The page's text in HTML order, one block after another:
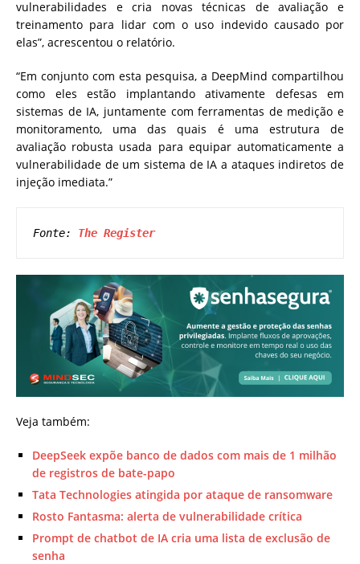
vulnerabilidades e cria novas técnicas de avaliação e
treinamento para lidar com o uso indevido causado por
elas”, acrescentou o relatório.
“Em conjunto com esta pesquisa, a DeepMind compartilhou
como eles estão implantando ativamente defesas em
sistemas de IA, juntamente com ferramentas de medição e
monitoramento, uma das quais é uma estrutura de
avaliação robusta usada para equipar automaticamente a
vulnerabilidade de um sistema de IA a ataques indiretos de
injeção imediata.”
Fonte: The Register
Veja também:
DeepSeek expõe banco de dados com mais de 1 milhão
de registros de bate-papo
Tata Technologies atingida por ataque de ransomware
Rosto Fantasma: alerta de vulnerabilidade crítica
Prompt de chatbot de IA cria uma lista de exclusão de
senha